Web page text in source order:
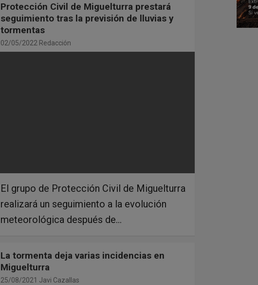
Protección Civil de Miguelturra prestará
seguimiento tras la previsión de lluvias y
tormentas
02/05/2022 Redacción
El grupo de Protección Civil de Miguelturra
realizará un seguimiento a la evolución
meteorológica después de…
La tormenta deja varias incidencias en
Miguelturra
25/08/2021 Javi Cazallas